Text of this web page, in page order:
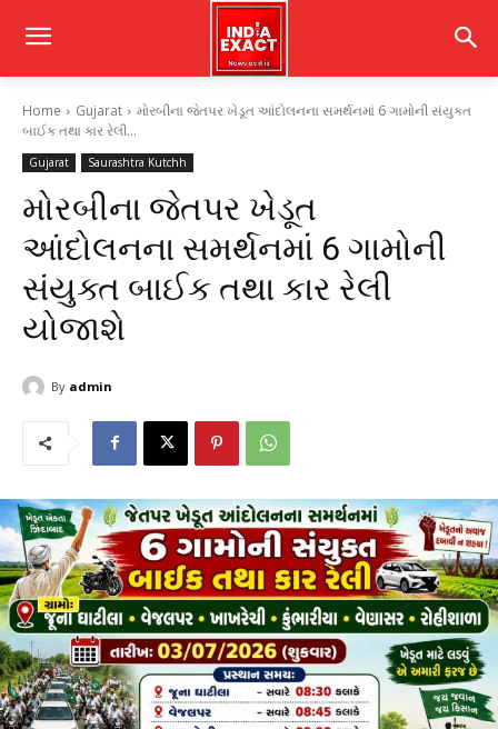
Home Gujarat
મોરબીના જેતપર ખેડૂત આંદોલનના સમર્થનમાં 6 ગામોની સંયુક્ત
બાઈક તથા કાર રેલી...
Gujarat Saurashtra Kutchh
મોરબીના જેતપર ખેડૂત
આંદોલનના સમર્થનમાં 6 ગામોની
સંયુક્ત બાઈક તથા કાર રેલી
યોજાશે
By admin